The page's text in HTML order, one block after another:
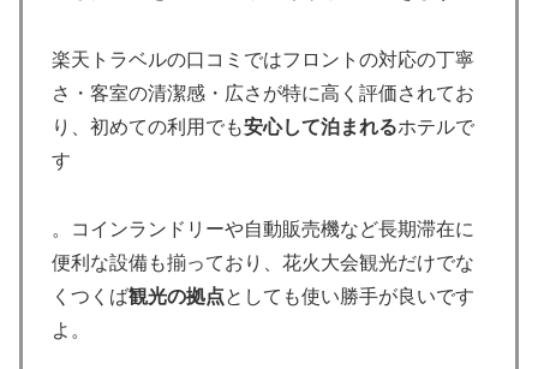
楽天トラベルの口コミではフロントの対応の丁寧
さ・客室の清潔感・広さが特に高く評価されてお
り、初めての利用でも安心して泊まれるホテルで
す
。コインランドリーや自動販売機など長期滞在に
便利な設備も揃っており、花火大会観光だけでな
くつくば観光の拠点としても使い勝手が良いです
よ。